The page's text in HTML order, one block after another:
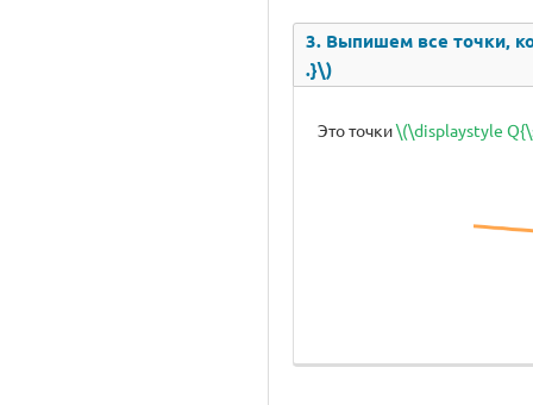
3. Выпишем все точки,
.}\)
Это точки\(\displaystyle